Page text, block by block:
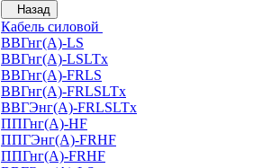
Назад
Кабель силовой
ВВГнг(А)-LS
ВВГнг(А)-LSLTx
ВВГнг(А)-FRLS
ВВГнг(А)-FRLSLTx
ВВГЭнг(А)-FRLSLTx
ППГнг(А)-HF
ППГЭнг(А)-FRHF
ППГнг(А)-FRHF